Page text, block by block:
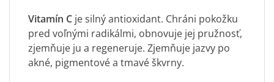
Vitamín C je silný antioxidant. Chráni pokožku
pred voľnými radikálmi, obnovuje jej pružnosť,
zjemňuje ju a regeneruje. Zjemňuje jazvy po
akné, pigmentové a tmavé škvrny.